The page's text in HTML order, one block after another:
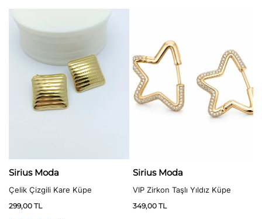
Sirius Moda
Çelik Çizgili Kare Küpe
299,00 TL
Sirius Moda
VIP Zirkon Taşlı Yıldız Küpe
349,00 TL